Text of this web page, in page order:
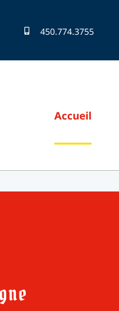
450.774.3755
Accueil